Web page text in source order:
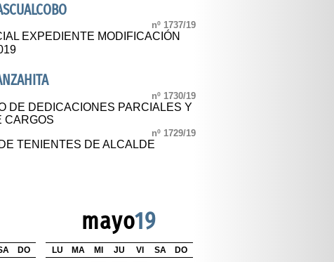
nº 1737/19
EXPEDIENTE MODIFICACIÓN
nº 1730/19
DE DEDICACIONES PARCIALES Y
CARGOS
nº 1729/19
TENIENTES DE ALCALDE
DO
mayo19
LU MA MI JU VI SA DO